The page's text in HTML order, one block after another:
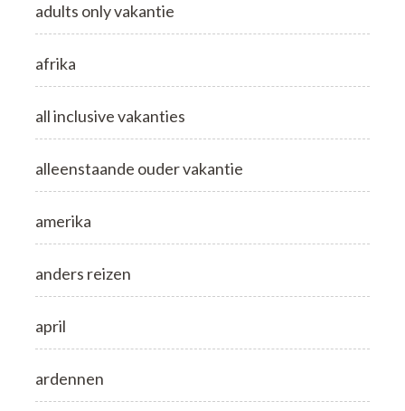
adults only vakantie
afrika
all inclusive vakanties
alleenstaande ouder vakantie
amerika
anders reizen
april
ardennen